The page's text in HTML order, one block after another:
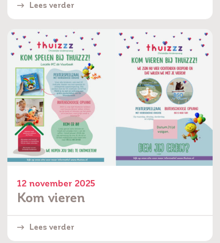
Lees verder
12 november 2025
Kom vieren
Lees verder